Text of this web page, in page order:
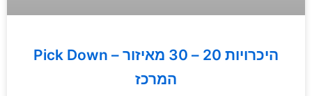
Pick Down – היכרויות 20 – 30 מאיזור
המרכז